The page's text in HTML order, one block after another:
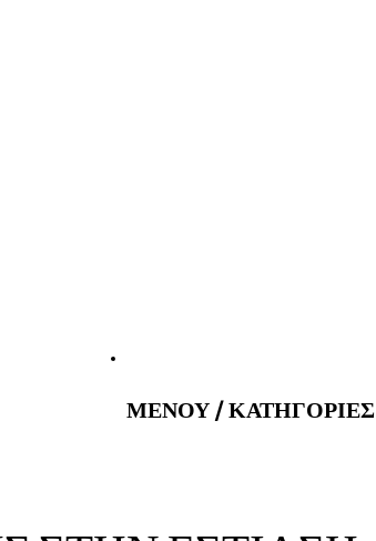
ΜΕΝΟΥ / ΚΑΤΗΓΟΡΙΕΣ